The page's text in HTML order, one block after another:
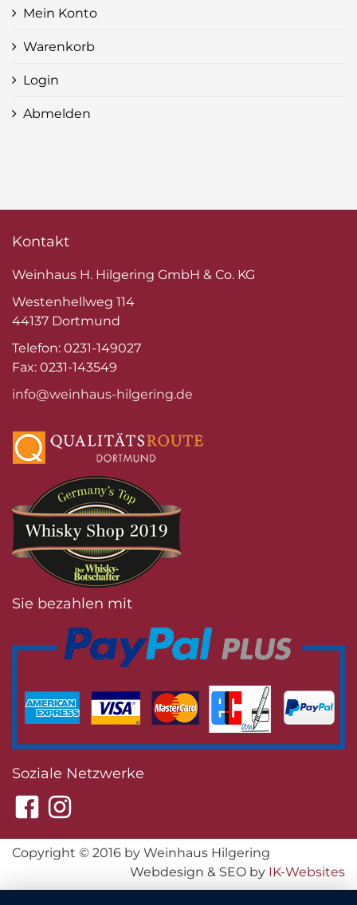
Mein Konto
Warenkorb
Login
Abmelden
Kontakt
Weinhaus H. Hilgering GmbH & Co. KG
Westenhellweg 114
44137 Dortmund
Telefon: 0231-149027
Fax: 0231-143549
info@weinhaus-hilgering.de
Sie bezahlen mit
Soziale Netzwerke
Copyright © 2016 by Weinhaus Hilgering
Webdesign & SEO by IK-Websites